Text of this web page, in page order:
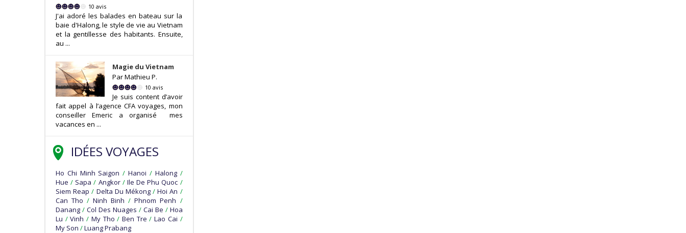
10 avis
J'ai adoré les balades en bateau sur la
baie d'Halong, le style de vie au Vietnam
et la gentillesse des habitants. Ensuite,
au ...
Magie du Vietnam
Par Mathieu P.
10 avis
Je suis content d’avoir
fait appel à l’agence CFA voyages, mon
conseiller Emeric a organisé mes
vacances en ...
IDÉES VOYAGES
Ho Chi Minh Saigon / Hanoi / Halong /
Hue / Sapa / Angkor / Ile De Phu Quoc /
Siem Reap / Delta Du Mékong / Hoi An /
Can Tho / Ninh Binh / Phnom Penh /
Danang / Col Des Nuages / Cai Be / Hoa
Lu / Vinh / My Tho / Ben Tre / Lao Cai /
My Son /Luang Prabang